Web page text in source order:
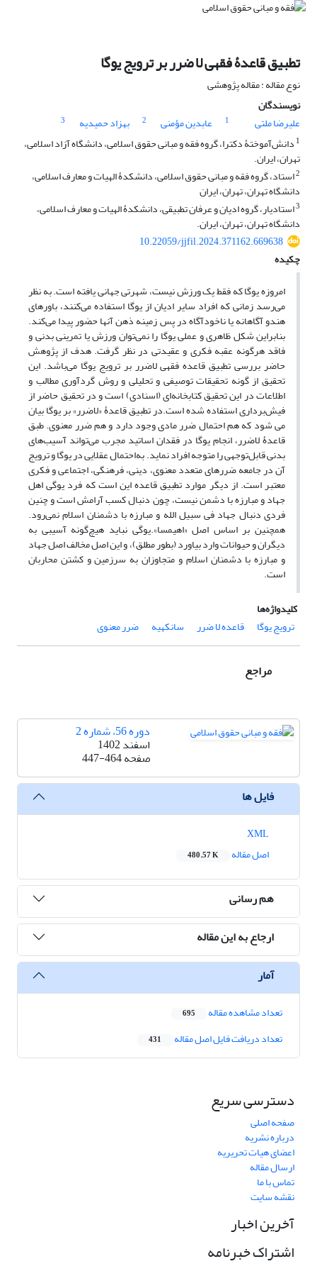
تطبیق قاعدۀ فقهی لا ضرر بر ترویج یوگا‏
نوع مقاله : مقاله پژوهشی
نویسندگان
علیرضا ملتی
1 عابدین مؤمنی 2 بهزاد حمیدیه
3
1 دانش‌آموختۀ دکترا، گروه فقه و مبانی حقوق اسلامی، دانشگاه آزاد اسلامی،
تهران، ایران.
2استاد، گروه فقه و مبانی حقوق اسلامی، دانشکدۀ الهیات و معارف اسلامی،
دانشگاه تهران، تهران، ایران
3استادیار، گروه ادیان و عرفان تطبیقی، دانشکدۀ الهیات و معارف اسلامی،
دانشگاه تهران، تهران، ایران.
10.22059/jjfil.2024.371162.669638
چکیده
امروزه یوگا که فقط یک ورزش نیست، شهرتی جهانی یافته است. به نظر
می‌رسد زمانی که افراد سایر ادیان از یوگا استفاده می‌کنند، باورهای
هندو آگاهانه یا ناخودآگاه در پس زمینه ذهن آنها حضور پیدا می‌کند.
بنابراین شکل ظاهری و عملی یوگا را نمی‌توان ورزش یا تمرینی بدنی و
فاقد هرگونه عقبه فکری و عقیدتی در نظر گرفت. هدف از پژوهش
حاضر بررسی تطبیق قاعده فقهی لاضرر بر ترویج یوگا می‌باشد. این
تحقیق از گونه تحقیقات توصیفی و تحلیلی و روش گردآوری مطالب و
اطلاعات در این تحقیق کتابخانه‌ای (اسنادی) است و در تحقیق حاضر از
فیش‌برداری استفاده شده است.در تطبیق قاعدۀ «لاضرر» بر یوگا بیان
می شود که هم احتمال ضرر مادی وجود دارد و هم ضرر معنوی. طبق
قاعدۀ لاضرر، انجام یوگا در فقدان اساتید مجرب می‌تواند آسیب‌های
بدنی قابل‌توجهی را متوجه افراد نماید. به‌احتمال عقلایی در یوگا و ترویج
آن در جامعه ضررهای متعدد معنوی، دینی، فرهنگی، اجتماعی و فکری
معتبر است. از دیگر موارد تطبیق قاعده این است که فرد یوگی اهل
جهاد و مبارزه با دشمن نیست، چون دنبال کسب آرامش است و چنین
فردی دنبال جهاد فی سبیل الله و مبارزه با دشمنان اسلام نمی‌رود.
همچنین بر اساس اصل «اهیمسا».یوگی نباید هیچ‌گونه آسیبی به
دیگران و حیوانات وارد بیاورد (بطور مطلق)، و این اصل مخالف اصل جهاد
و مبارزه با دشمنان اسلام و متجاوزان به سرزمین و کشتن محاربان
است.
کلیدواژه‌ها
ترویج یوگا
قاعده لا ضرر سانکهیه ضرر معنوی
مراجع
دوره 56، شماره 2
اسفند 1402
صفحه447-464
فایل ها
اصل مقاله
480.57 K
هم رسانی
ارجاع به این مقاله
آمار
تعداد مشاهده مقاله 695
تعداد دریافت فایل اصل مقاله 431
دسترسی سریع
صفحه اصلی
درباره نشریه
اعضای هیات تحریریه
ارسال مقاله
تماس با ما
نقشه سایت
آخرین اخبار
اشتراک خبرنامه